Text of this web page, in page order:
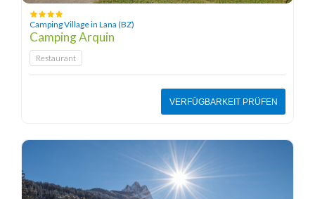
Camping Village in Lana (BZ)
Camping Arquin
Restaurant
VERFÜGBARKEIT PRÜFEN